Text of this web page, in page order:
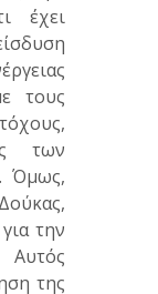
έχει
τους
των
Όμως,
την
Αυτός
της